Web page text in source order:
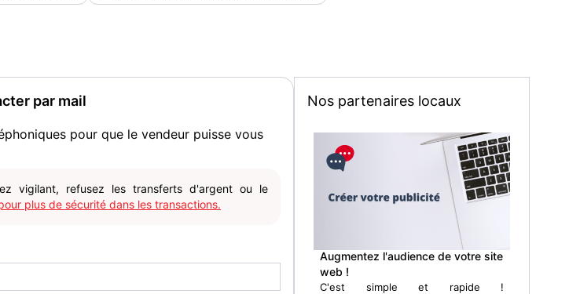
par mail
pour que le vendeur puisse vous
vigilant, refusez les transferts d'argent ou le
plus de sécurité dans les transactions.
Nos partenaires locaux
Augmentez l'audience de votre site
web !
C'est simple et rapide !